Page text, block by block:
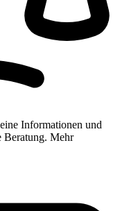
Informationen und
Beratung. Mehr